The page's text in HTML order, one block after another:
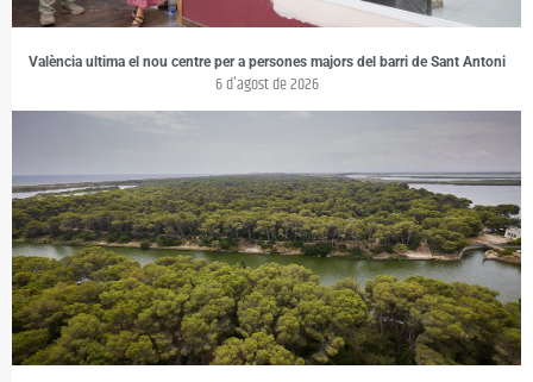
València ultima el nou centre per a persones majors del barri de Sant Antoni
6 d'agost de 2026